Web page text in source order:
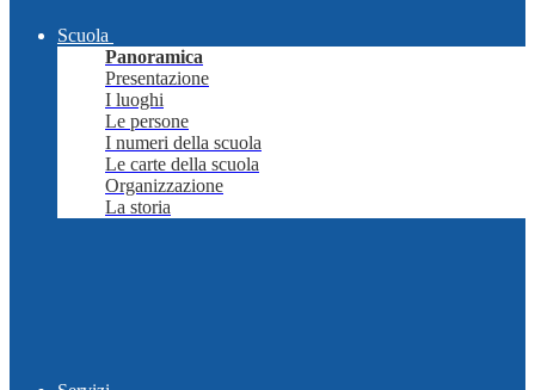
Scuola
Panoramica
Presentazione
I luoghi
Le persone
I numeri della scuola
Le carte della scuola
Organizzazione
La storia